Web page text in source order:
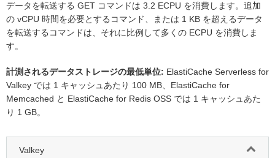
データを転送する GET コマンドは 3.2 ECPU を消費します。追加
の vCPU 時間を必要とするコマンド、または 1 KB を超えるデータ
を転送するコマンドは、それに比例して多くの ECPU を消費しま
す。
計測されるデータストレージの最低単位: ElastiCache Serverless for
Valkey では 1 キャッシュあたり 100 MB、ElastiCache for
Memcached と ElastiCache for Redis OSS では 1 キャッシュあた
り 1 GB。
Valkey